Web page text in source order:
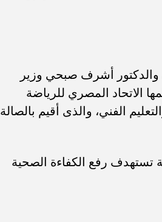
والدكتور أشرف صبحي وزير
الدورة الرمضانية 2023، التي ينظمها الاتحاد المصري للرياضة
الفني، والذى أقيم بالصالة
تستهدف رفع الكفاءة الصحية